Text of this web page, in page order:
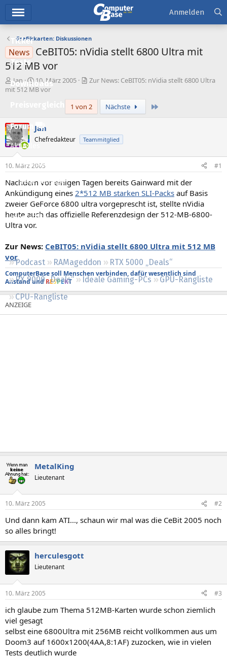
Ticker
Tests
Downloads
Forum
Aktuelles
Empfohlene Inhalte
Neue Beiträge
Neueste Aktivitäten
Leserartikel
Podcast RAMageddon
RTX 5000 „Deals“
RX 9000 „Deals“
Ideale Gaming-PCs
GPU-Rangliste
CPU-Rangliste
Anmelden
Grafikkarten: Diskussionen
News CeBIT05: nVidia stellt 6800 Ultra mit
512 MB vor
E
r
l
l
e
r
Jan
E
r
l
l
t
m
10. März 2005
Zur News: CeBIT05: nVidia stellt 6800 Ultra
mit 512 MB vor
1 von 2
Nächste
Jan
Chefredakteur Teammitglied
10. März 2005 #1
Nachdem vor einigen Tagen bereits Gainward mit der
Ankündigung eines 2*512 MB starken SLI-Packs auf Basis
zweier GeForce 6800 ultra vorgeprescht ist, stellte nVidia
heute auch das offizielle Referenzdesign der 512-MB-6800-
Ultra vor.
Zur News: CeBIT05: nVidia stellt 6800 Ultra mit 512 MB
vor
ComputerBase soll Menschen verbinden, dafür wesentlich sind
Anstand undRESPEKT
MetalKing
Lieutenant
10. März 2005 #2
Und dann kam ATI..., schaun wir mal was die CeBit 2005 noch
so alles bringt!
herculesgott
Lieutenant
10. März 2005 #3
ich glaube zum Thema 512MB-Karten wurde schon ziemlich
viel gesagt
selbst eine 6800Ultra mit 256MB reicht vollkommen aus um
Doom3 auf 1600x1200(4AA,8:1AF) zuzocken, wie in vielen
Tests deutlich wurde